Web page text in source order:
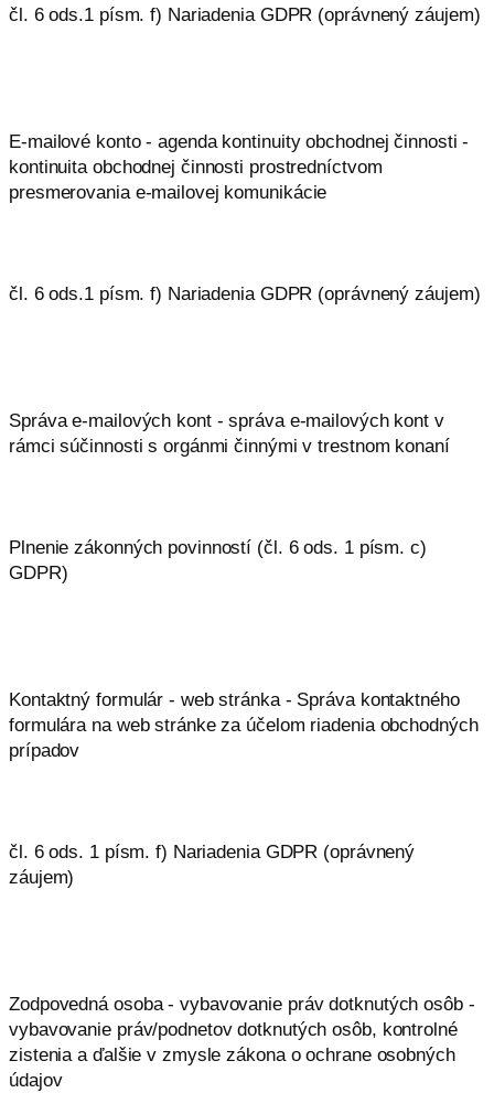
čl. 6 ods.1 písm. f) Nariadenia GDPR (oprávnený záujem)
E-mailové konto - agenda kontinuity obchodnej činnosti -
kontinuita obchodnej činnosti prostredníctvom
presmerovania e-mailovej komunikácie
čl. 6 ods.1 písm. f) Nariadenia GDPR (oprávnený záujem)
Správa e-mailových kont - správa e-mailových kont v
rámci súčinnosti s orgánmi činnými v trestnom konaní
Plnenie zákonných povinností (čl. 6 ods. 1 písm. c)
GDPR)
Kontaktný formulár - web stránka - Správa kontaktného
formulára na web stránke za účelom riadenia obchodných
prípadov
čl. 6 ods. 1 písm. f) Nariadenia GDPR (oprávnený
záujem)
Zodpovedná osoba - vybavovanie práv dotknutých osôb -
vybavovanie práv/podnetov dotknutých osôb, kontrolné
zistenia a ďalšie v zmysle zákona o ochrane osobných
údajov